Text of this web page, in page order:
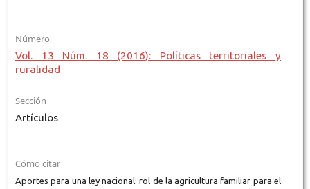
Número
Vol. 13 Núm. 18 (2016): Políticas territoriales y
ruralidad
Sección
Artículos
Cómo citar
Aportes para una ley nacional: rol de la agricultura familiar para el